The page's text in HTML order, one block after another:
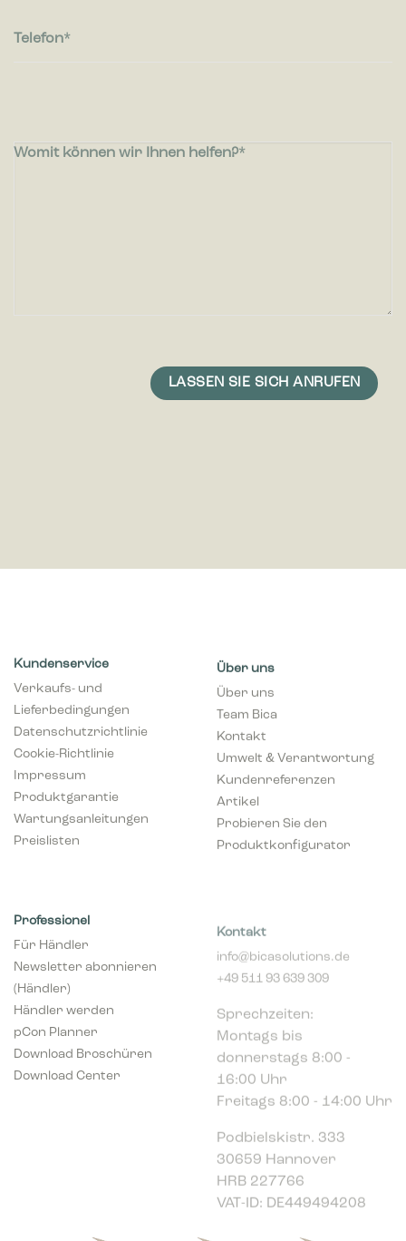
Telefon
Womit können wir Ihnen helfen?
Kundenservice
Verkaufs- und
Lieferbedingungen
Datenschutzrichtlinie
Cookie-Richtlinie
Impressum
Produktgarantie
Wartungsanleitungen
Preislisten
Über uns
Über uns
Team Bica
Kontakt
Umwelt & Verantwortung
Kundenreferenzen
Artikel
Probieren Sie den
Produktkonfigurator
Newsletter abonnieren
(Händler)
Händler werden
pCon Planner
Download Broschüren
Download Center
info@bicasolutions.de
+49 511 93 639 309
Montags bis
donnerstags 8:00 -
16:00 Uhr
Freitags 8:00 - 14:00 Uhr
Podbielskistr. 333
30659 Hannover
HRB 227766
VAT-ID: DE449494208